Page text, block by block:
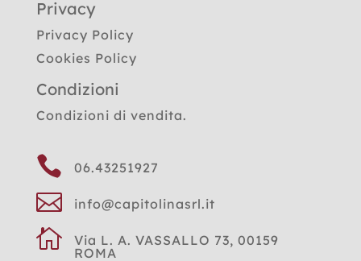
Privacy
Privacy Policy
Cookies Policy
Condizioni
Condizioni di vendita.
 06.43251927
 info@capitolinasrl.it

Via L. A. VASSALLO 73, 00159
ROMA